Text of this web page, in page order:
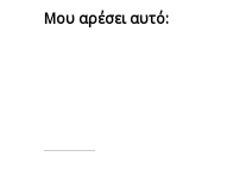
Μου αρέσει αυτό: